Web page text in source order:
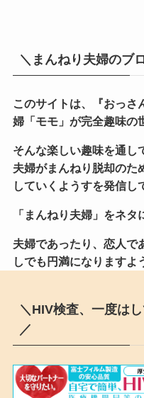
＼まんねり夫婦のブ
このサイトは、『おっさ
婦「モモ」が完全趣味の
そんな楽しい趣味を通し
夫婦がまんねり脱却のた
していくようすを発信し
「まんねり夫婦」をネ
夫婦であったり、恋人で
しでも円満になりますよ
＼HIV検査、一度は
／